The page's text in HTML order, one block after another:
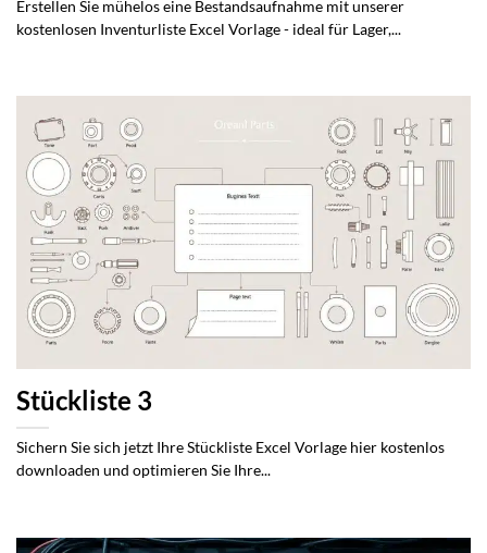
Erstellen Sie mühelos eine Bestandsaufnahme mit unserer
kostenlosen Inventurliste Excel Vorlage - ideal für Lager,...
Stückliste 3
Sichern Sie sich jetzt Ihre Stückliste Excel Vorlage hier kostenlos
downloaden und optimieren Sie Ihre...